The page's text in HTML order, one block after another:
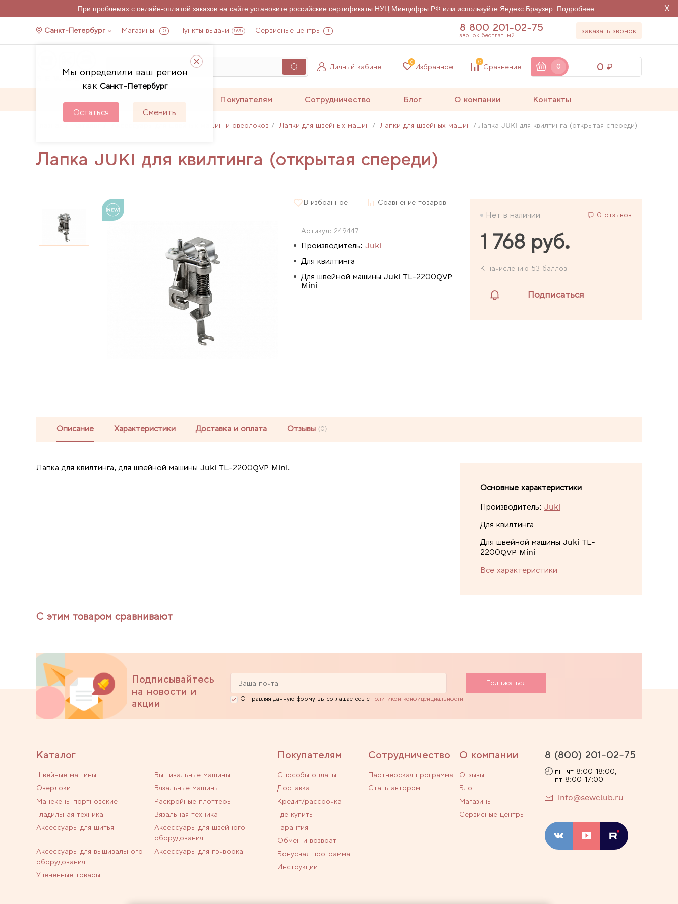
При проблемах с онлайн-оплатой заказов на сайте установите российские сертификаты НУЦ Минцифры РФ или используйте Яндекс.Браузер. Подробнее... X
Санкт-Петербург Магазины 0 Пункты выдачи 595 Сервисные центры 1
Мы определили ваш регион
как Санкт-Петербург
Остаться Сменить
8 800 201-02-75
звонок бесплатный
заказать звонок
Личный кабинет Избранное
0
Сравнение
0
0 0
Покупателям Сотрудничество Блог О компании Контакты
Каталог Аксессуары для швейных машин и оверлоков Лапки для швейных машин Лапки для швейных машин Лапка JUKI для квилтинга (открытая спереди)
Лапка JUKI для квилтинга (открытая спереди)
В избранное Сравнение товаров
Артикул: 249447
Производитель: Juki
Для квилтинга
Для швейной машины Juki TL-2200QVP
Mini
Нет в наличии 0 отзывов
1 768 руб.
К начислению 53 баллов
Подписаться
Описание Характеристики Доставка и оплата Отзывы (0)
Лапка для квилтинга, для швейной машины Juki TL-2200QVP Mini.
Основные характеристики
Производитель: Juki
Для квилтинга
Для швейной машины Juki TL-
2200QVP Mini
Все характеристики
С этим товаром сравнивают
Подписывайтесь
на новости и
акции
Отправляя данную форму вы соглашаетесь с политикой конфиденциальности
Каталог
Швейные машины
Вышивальные машины
Оверлоки
Вязальные машины
Манекены портновские
Раскройные плоттеры
Гладильная техника
Вязальная техника
Аксессуары для шитья
Аксессуары для швейного
оборудования
Аксессуары для вышивального
оборудования
Аксессуары для пэчворка
Уцененные товары
Покупателям
Способы оплаты
Доставка
Кредит/рассрочка
Где купить
Гарантия
Обмен и возврат
Бонусная программа
Инструкции
Сотрудничество
Партнерская программа
Стать автором
О компании
Отзывы
Блог
Магазины
Сервисные центры
8 (800) 201-02-75
пн-чт 8:00-18:00,
пт 8:00-17:00
info@sewclub.ru